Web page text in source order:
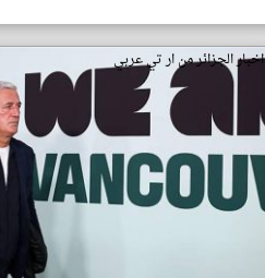
اخبار الجزائر من ار تي عربي